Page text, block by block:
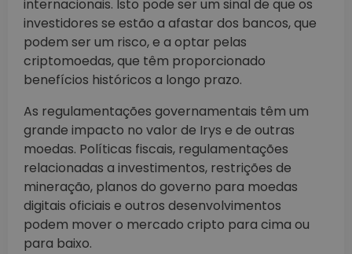
internacionais. Isto pode ser um sinal de que os
investidores se estão a afastar dos bancos, que
podem ser um risco, e a optar pelas
criptomoedas, que têm proporcionado
benefícios históricos a longo prazo.
As regulamentações governamentais têm um
grande impacto no valor de Irys e de outras
moedas. Políticas fiscais, regulamentações
relacionadas a investimentos, restrições de
mineração, planos do governo para moedas
digitais oficiais e outros desenvolvimentos
podem mover o mercado cripto para cima ou
para baixo.